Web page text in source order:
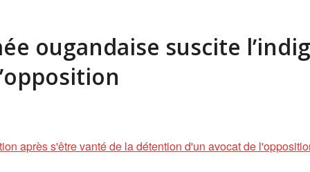
ougandaise suscite